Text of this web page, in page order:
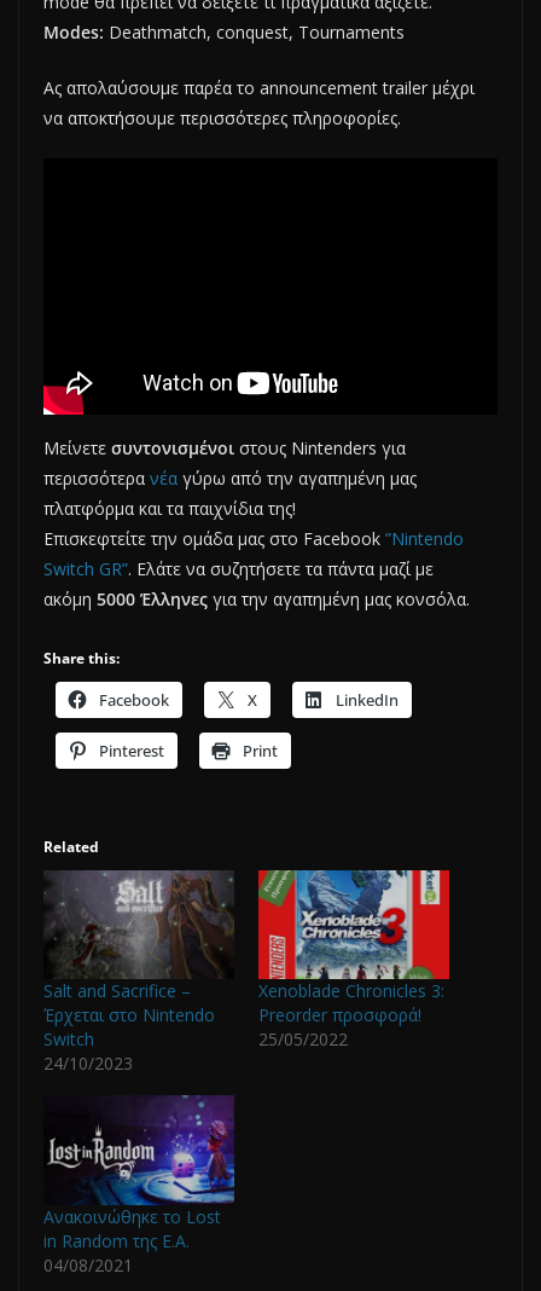
Modes: Deathmatch, conquest, Tournaments
Ας απολαύσουμε παρέα το announcement trailer μέχρι
να αποκτήσουμε περισσότερες πληροφορίες.
Μείνετε συντονισμένοι στους Nintenders για
περισσότερα νέα γύρω από την αγαπημένη μας
πλατφόρμα και τα παιχνίδια της!
Επισκεφτείτε την ομάδα μας στο Facebook ”Nintendo
Switch GR”. Ελάτε να συζητήσετε τα πάντα μαζί με
ακόμη 5000 Έλληνες για την αγαπημένη μας κονσόλα.
Share this:
Facebook X LinkedIn
Pinterest Print
Related
Salt and Sacrifice –
Έρχεται στο Nintendo
Switch
24/10/2023
Xenoblade Chronicles 3:
Preorder προσφορά!
25/05/2022
Ανακοινώθηκε το Lost
in Random της Ε.Α.
04/08/2021